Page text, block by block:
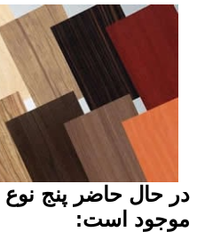
در حال حاضر پنج نوع
موجود است: